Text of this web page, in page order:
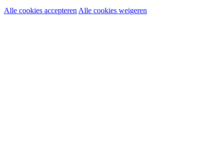
Noodzakelijke cookies:
Alle cookies accepteren Alle cookies weigeren